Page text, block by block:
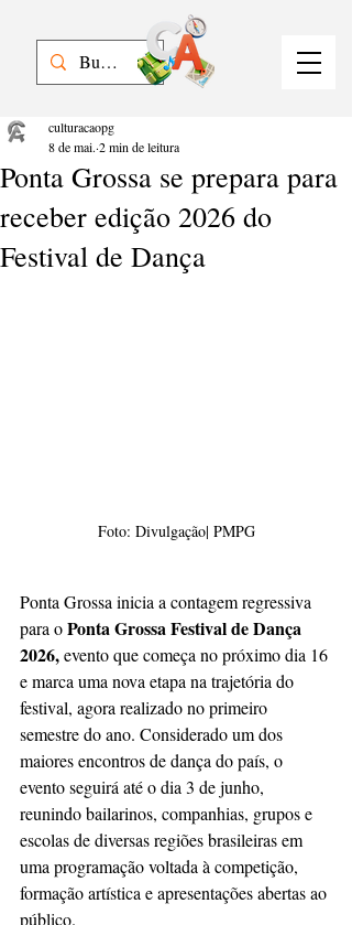
Ponta Grossa se prepara para
receber edição 2026 do
Festival de Dança
culturacaopg
8 de mai. 2 min de leitura
Foto: Divulgação| PMPG
Ponta Grossa inicia a contagem regressiva
para o Ponta Grossa Festival de Dança
2026, evento que começa no próximo dia 16
e marca uma nova etapa na trajetória do
festival, agora realizado no primeiro
semestre do ano. Considerado um dos
maiores encontros de dança do país, o
evento seguirá até o dia 3 de junho,
reunindo bailarinos, companhias, grupos e
escolas de diversas regiões brasileiras em
uma programação voltada à competição,
formação artística e apresentações abertas ao
público.